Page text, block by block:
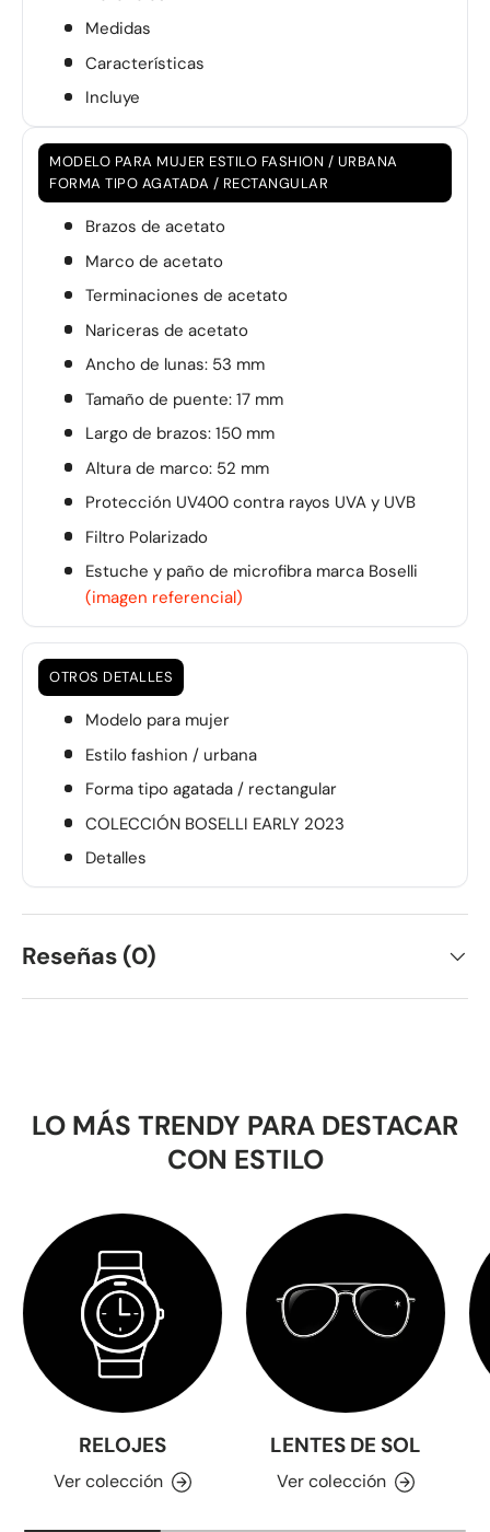
Medidas
Características
Incluye
MODELO PARA MUJER ESTILO FASHION / URBANA
FORMA TIPO AGATADA / RECTANGULAR
Brazos de acetato
Marco de acetato
Terminaciones de acetato
Nariceras de acetato
Ancho de lunas: 53 mm
Tamaño de puente: 17 mm
Largo de brazos: 150 mm
Altura de marco: 52 mm
Protección UV400 contra rayos UVA y UVB
Filtro Polarizado
Estuche y paño de microfibra marca Boselli
(imagen referencial)
OTROS DETALLES
Modelo para mujer
Estilo fashion / urbana
Forma tipo agatada / rectangular
COLECCIÓN BOSELLI EARLY 2023
Detalles
Reseñas (0)
LO MÁS TRENDY PARA DESTACAR
CON ESTILO
RELOJES
Ver colección
LENTES DE SOL
Ver colección